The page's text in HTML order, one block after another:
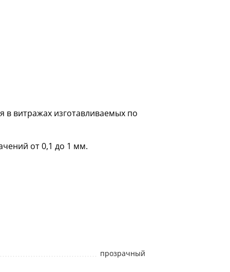
витражах изготавливаемых по
от 0,1 до 1 мм.
прозрачный